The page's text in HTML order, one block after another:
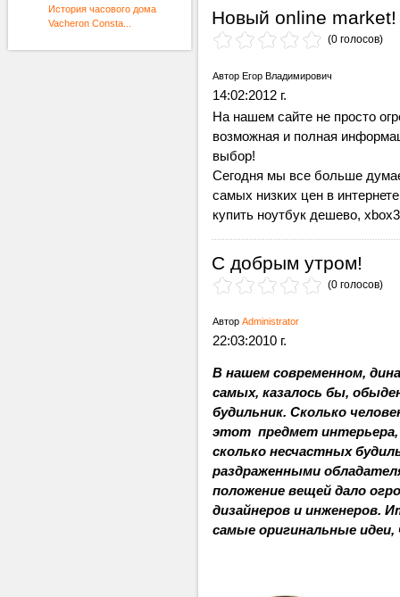
Новый online market!
(0 голосов)
Автор Егор Владимирович
14:02:2012 г.
На нашем сайте не просто
возможная и полная
выбор!
Сегодня мы все больше
самых низких цен в
купить ноутбук дешево,
С добрым утром!
(0 голосов)
Автор Administrator
22:03:2010 г.
В нашем современном,
самых, казалось бы,
будильник. Сколько
этот предмет интерьера,
сколько несчастных
раздраженными
положение вещей дало
дизайнеров и инженеров.
самые оригинальные
История часового дома
Vacheron Consta...